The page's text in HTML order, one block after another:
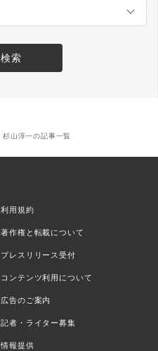
杉山淳一の記事一覧
利用規約
著作権と転載について
プレスリリース受付
コンテンツ利用について
広告のご案内
記者・ライター募集
情報提供